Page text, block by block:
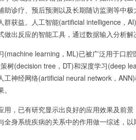
助诊疗、预后预测以及长期随访监测等中
群获益。人工智能(artificial intelligence，
出反应的智能工具，通过数据输入分析解
(machine learning，ML)已被广泛用于口腔
树(decision tree，DT)和深度学习(deep
工神经网络(artificial neural network，
用，已有研究显示出良好的应用效果及前
全身系统疾病的关系中的作用做一综述，